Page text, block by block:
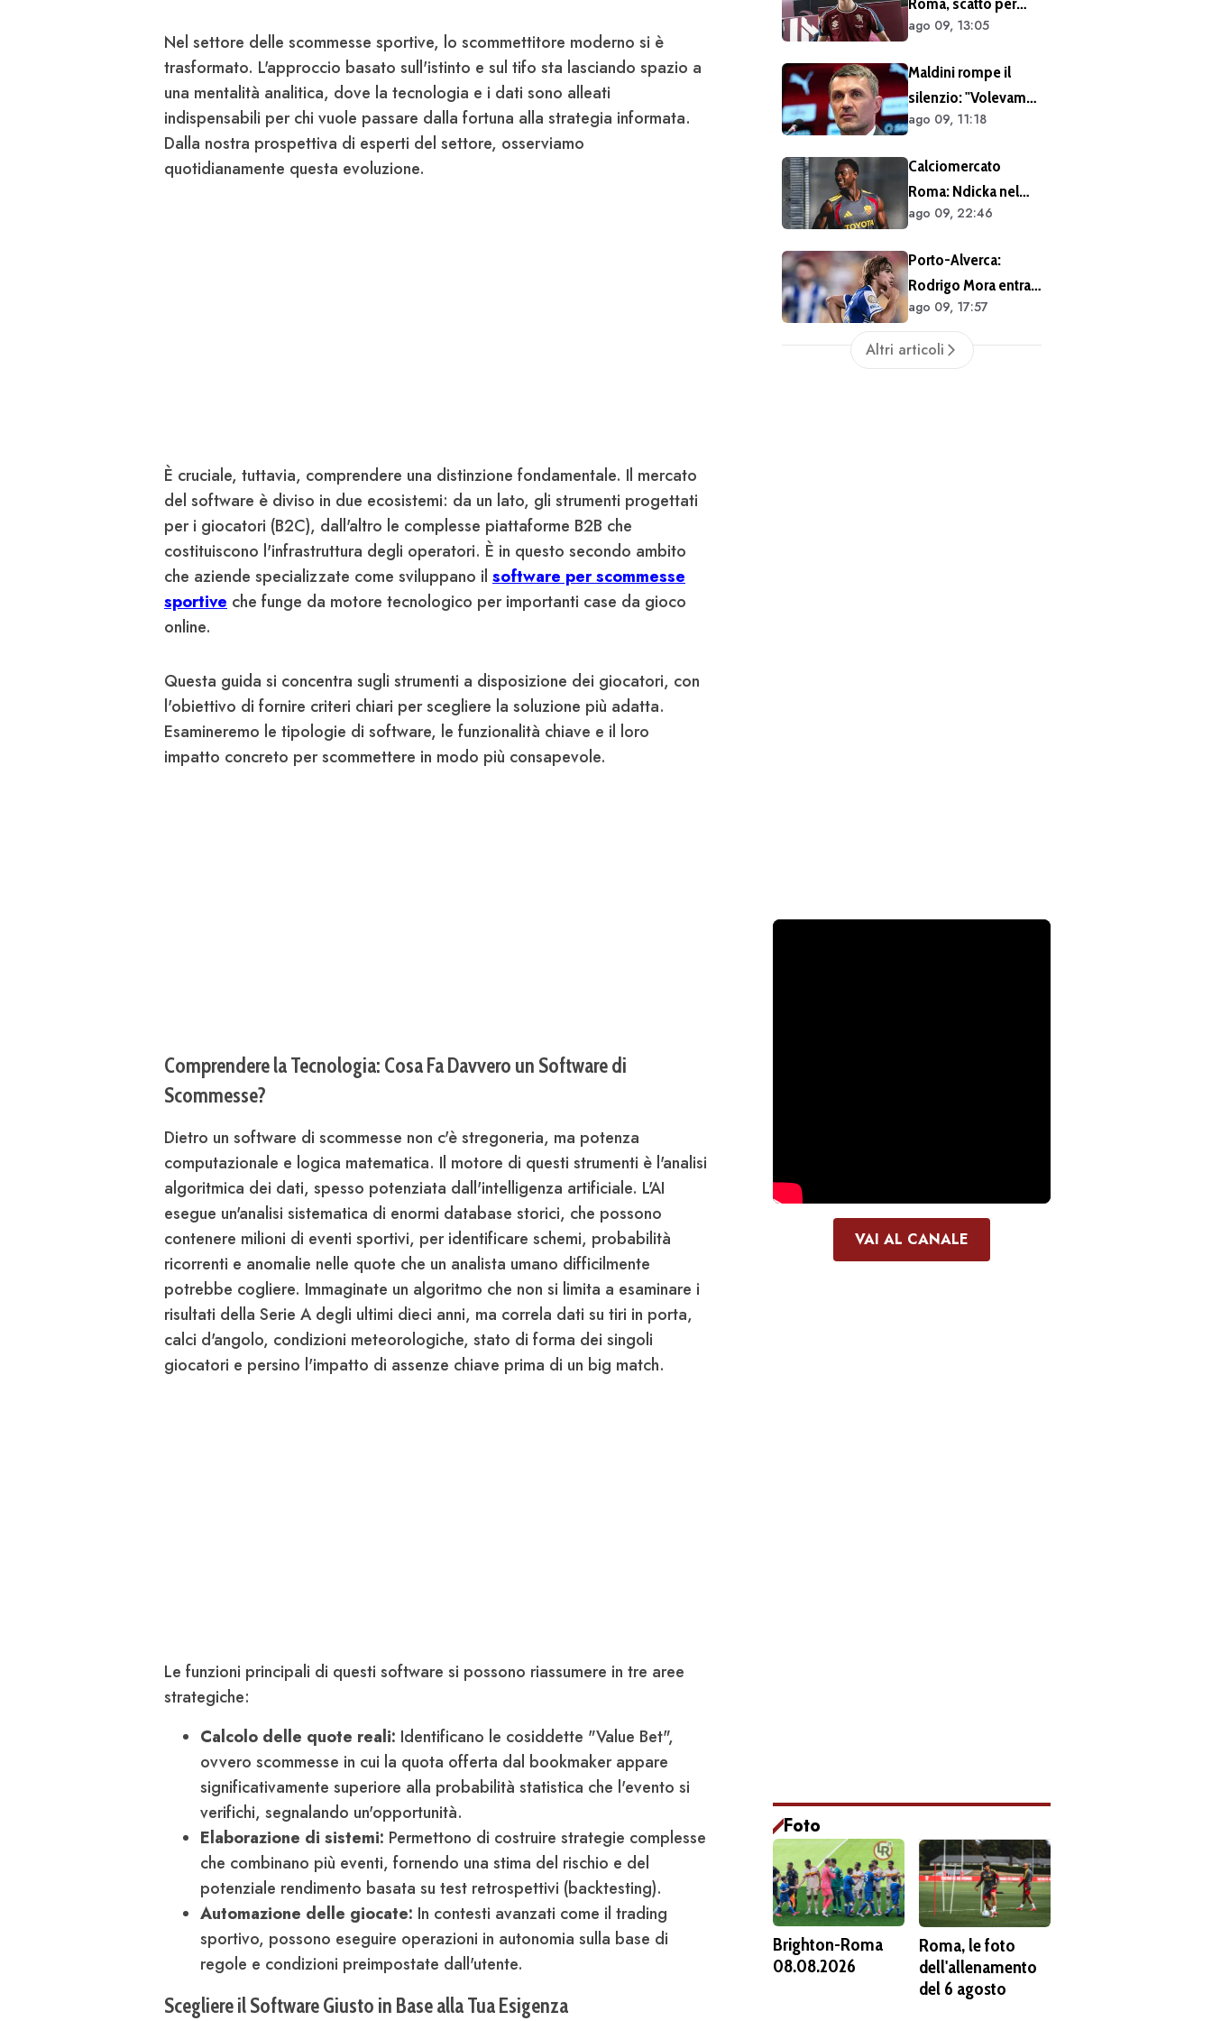
Nel settore delle scommesse sportive, lo scommettitore moderno si è
trasformato. L'approccio basato sull'istinto e sul tifo sta lasciando spazio a
una mentalità analitica, dove la tecnologia e i dati sono alleati
indispensabili per chi vuole passare dalla fortuna alla strategia informata.
Dalla nostra prospettiva di esperti del settore, osserviamo
quotidianamente questa evoluzione.
È cruciale, tuttavia, comprendere una distinzione fondamentale. Il mercato
del software è diviso in due ecosistemi: da un lato, gli strumenti progettati
per i giocatori (B2C), dall'altro le complesse piattaforme B2B che
costituiscono l'infrastruttura degli operatori. È in questo secondo ambito
che aziende specializzate come sviluppano il software per scommesse
sportive che funge da motore tecnologico per importanti case da gioco
online.
Questa guida si concentra sugli strumenti a disposizione dei giocatori, con
l'obiettivo di fornire criteri chiari per scegliere la soluzione più adatta.
Esamineremo le tipologie di software, le funzionalità chiave e il loro
impatto concreto per scommettere in modo più consapevole.
Comprendere la Tecnologia: Cosa Fa Davvero un Software di
Scommesse?
Dietro un software di scommesse non c'è stregoneria, ma potenza
computazionale e logica matematica. Il motore di questi strumenti è l'analisi
algoritmica dei dati, spesso potenziata dall'intelligenza artificiale. L'AI
esegue un'analisi sistematica di enormi database storici, che possono
contenere milioni di eventi sportivi, per identificare schemi, probabilità
ricorrenti e anomalie nelle quote che un analista umano difficilmente
potrebbe cogliere. Immaginate un algoritmo che non si limita a esaminare i
risultati della Serie A degli ultimi dieci anni, ma correla dati su tiri in porta,
calci d'angolo, condizioni meteorologiche, stato di forma dei singoli
giocatori e persino l'impatto di assenze chiave prima di un big match.
Le funzioni principali di questi software si possono riassumere in tre aree
strategiche:
Calcolo delle quote reali: Identificano le cosiddette "Value Bet",
ovvero scommesse in cui la quota offerta dal bookmaker appare
significativamente superiore alla probabilità statistica che l'evento si
verifichi, segnalando un'opportunità.
Elaborazione di sistemi: Permettono di costruire strategie complesse
che combinano più eventi, fornendo una stima del rischio e del
potenziale rendimento basata su test retrospettivi (backtesting).
Automazione delle giocate: In contesti avanzati come il trading
sportivo, possono eseguire operazioni in autonomia sulla base di
regole e condizioni preimpostate dall'utente.
Scegliere il Software Giusto in Base alla Tua Esigenza
Villa forte sul
brasiliano
Cacciamani:
migliorare l'offerta
da 15 milioni di euro
più percentuale sulla
futura rivendita
ago 09, 13:05
Maldini rompe il
silenzio: "Volevamo
un ct giovane: Pirlo,
Poi Malagò mi ha
detto: «Pirlo non si
può prendere,
decido io il Ct»"
ago 09, 11:18
Calciomercato
Roma: Ndicka nel
mirino della
giallorossi chiedono
30 milioni di euro
ago 09, 22:46
Porto-Alverca:
Rodrigo Mora entra
al 75' (FOTO)
ago 09, 17:57
Altri articoli
VAI AL CANALE
Foto
Brighton-Roma
08.08.2026
Roma, le foto
dell'allenamento
del 6 agosto